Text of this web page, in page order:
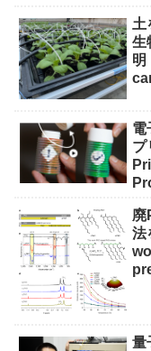
土
生
明
電
プ
廃
法
量